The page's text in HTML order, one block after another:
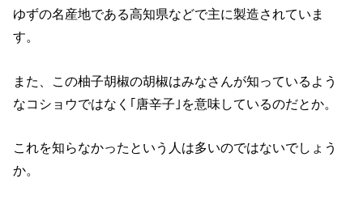
ゆずの名産地である高知県などで主に製造されていま
す。
また、この柚子胡椒の胡椒はみなさんが知っているよう
なコショウではなく｢唐辛子｣を意味しているのだとか。
これを知らなかったという人は多いのではないでしょう
か。